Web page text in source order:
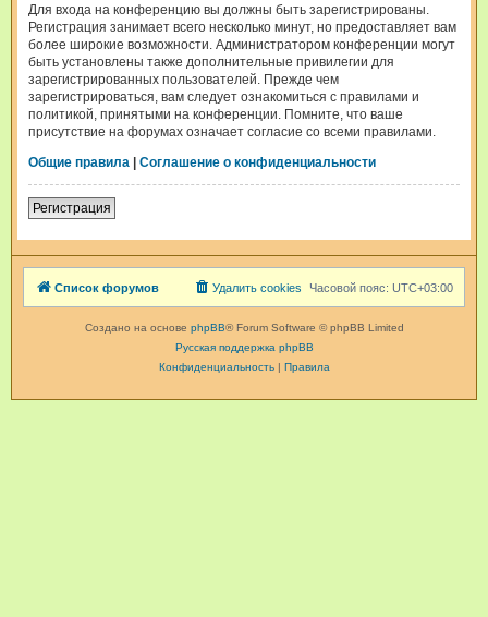
Для входа на конференцию вы должны быть зарегистрированы.
Регистрация занимает всего несколько минут, но предоставляет вам
более широкие возможности. Администратором конференции могут
быть установлены также дополнительные привилегии для
зарегистрированных пользователей. Прежде чем
зарегистрироваться, вам следует ознакомиться с правилами и
политикой, принятыми на конференции. Помните, что ваше
присутствие на форумах означает согласие со всеми правилами.
Общие правила | Соглашение о конфиденциальности
Регистрация
Список форумов Часовой пояс: UTC+03:00
Удалить cookies
Создано на основе phpBB® Forum Software © phpBB Limited
Русская поддержка phpBB
Конфиденциальность| Правила